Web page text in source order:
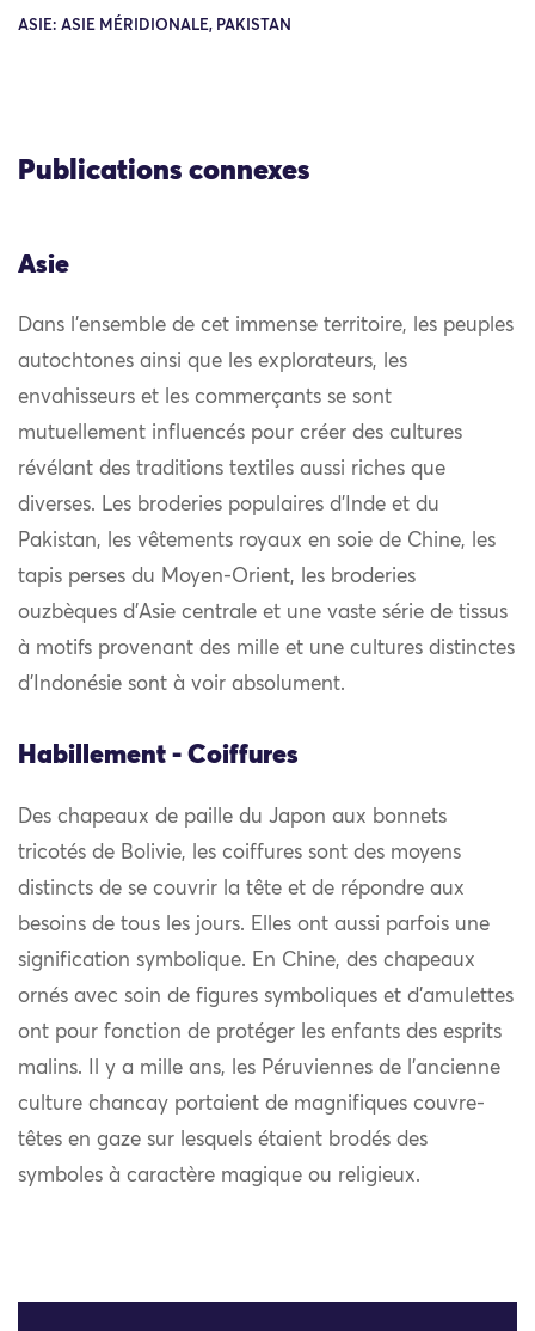
ASIE: ASIE MÉRIDIONALE, PAKISTAN
Publications connexes
Asie
Dans l’ensemble de cet immense territoire, les peuples
autochtones ainsi que les explorateurs, les
envahisseurs et les commerçants se sont
mutuellement influencés pour créer des cultures
révélant des traditions textiles aussi riches que
diverses. Les broderies populaires d’Inde et du
Pakistan, les vêtements royaux en soie de Chine, les
tapis perses du Moyen-Orient, les broderies
ouzbèques d’Asie centrale et une vaste série de tissus
à motifs provenant des mille et une cultures distinctes
d’Indonésie sont à voir absolument.
Habillement - Coiffures
Des chapeaux de paille du Japon aux bonnets
tricotés de Bolivie, les coiffures sont des moyens
distincts de se couvrir la tête et de répondre aux
besoins de tous les jours. Elles ont aussi parfois une
signification symbolique. En Chine, des chapeaux
ornés avec soin de figures symboliques et d’amulettes
ont pour fonction de protéger les enfants des esprits
malins. Il y a mille ans, les Péruviennes de l’ancienne
culture chancay portaient de magnifiques couvre-
têtes en gaze sur lesquels étaient brodés des
symboles à caractère magique ou religieux.